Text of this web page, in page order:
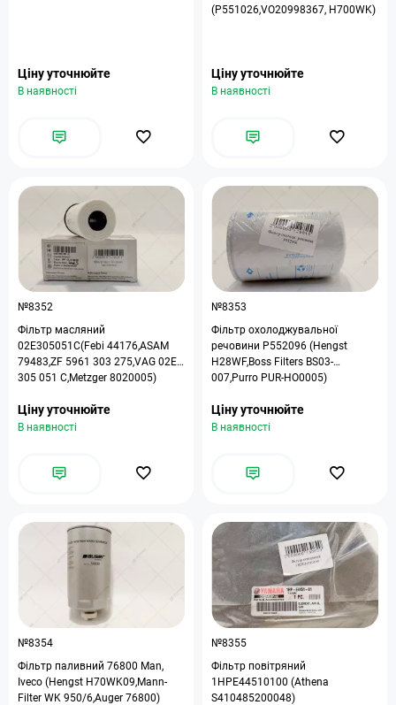
Ціну уточнюйте
В наявності
(P551026,VO20998367, H700WK)
Ціну уточнюйте
В наявності
№8352
Фільтр масляний
02E305051C(Febi 44176,ASAM
79483,ZF 5961 303 275,VAG 02E
305 051 C,Metzger 8020005)
Ціну уточнюйте
В наявності
№8353
Фільтр охолоджувальної
речовини P552096 (Hengst
H28WF,Boss Filters BS03-
007,Purro PUR-HO0005)
Ціну уточнюйте
В наявності
№8354
Фільтр паливний 76800 Man,
Iveco (Hengst H70WK09,Mann-
Filter WK 950/6,Auger 76800)
№8355
Фільтр повітряний
1HPE44510100 (Athena
S410485200048)